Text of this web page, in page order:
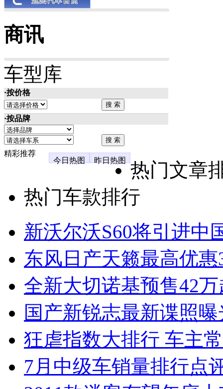
商讯
车型库
·按价格
·按品牌
精彩推荐
今日热图
昨日热图
热门文章
热门车款排行
新沃尔沃S60将引进中
东风日产天籁最高优
全新大切诺基预售42
国产新锐志最新谍照
狂虐指数大排行 车主
7月中级车销量排行点